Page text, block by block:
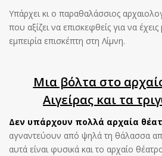
Υπάρχει κι ο παραθαλάσσιος
που αξίζει να επισκεφθείς για να
εμπειρία επισκέπτη στη Λίμνη.
Μια βόλτα στο
Αιγείρας και τα
Δεν υπάρχουν πολλά αρχαία
αγναντεύουν από ψηλά τη θάλασσα
αυτά είναι φυσικά και το αρχαίο